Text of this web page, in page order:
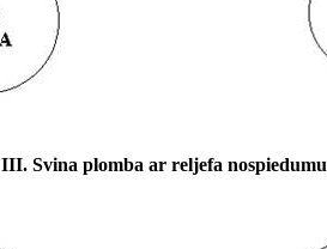
III. Svina plomba ar reljefa nospiedumu